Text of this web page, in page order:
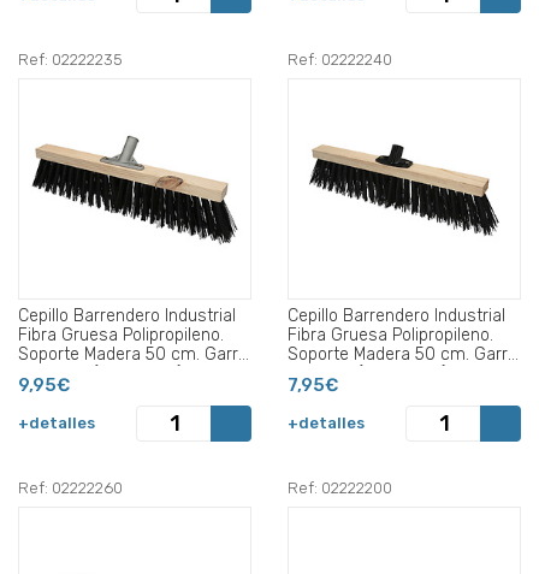
Ref: 02222235
Cepillo Barrendero Industrial
Fibra Gruesa Polipropileno.
Soporte Madera 50 cm. Garra
Aluminio. (Sin Mango).
9,95€
+detalles
Ref: 02222240
Cepillo Barrendero Industrial
Fibra Gruesa Polipropileno.
Soporte Madera 50 cm. Garra
Plástico. (Sin Mango).
7,95€
+detalles
Ref: 02222260 Ref: 02222200